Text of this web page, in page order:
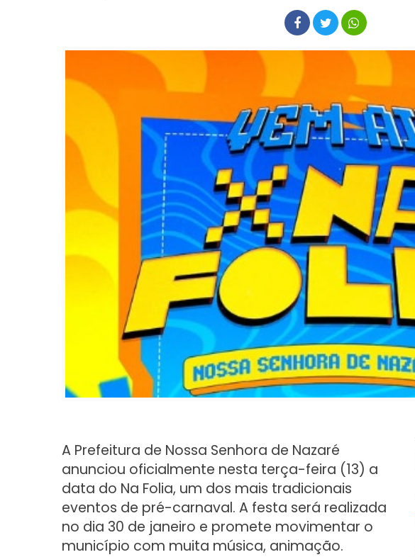
A Prefeitura de Nossa Senhora de Nazaré
anunciou oficialmente nesta terça-feira (13) a
data do Na Folia, um dos mais tradicionais
eventos de pré-carnaval. A festa será realizada
no dia 30 de janeiro e promete movimentar o
município com muita música, animação.